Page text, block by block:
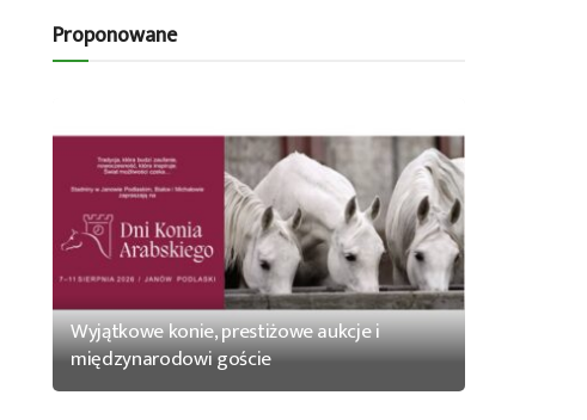
Proponowane
Wyjątkowe konie, prestiżowe aukcje i
międzynarodowi goście